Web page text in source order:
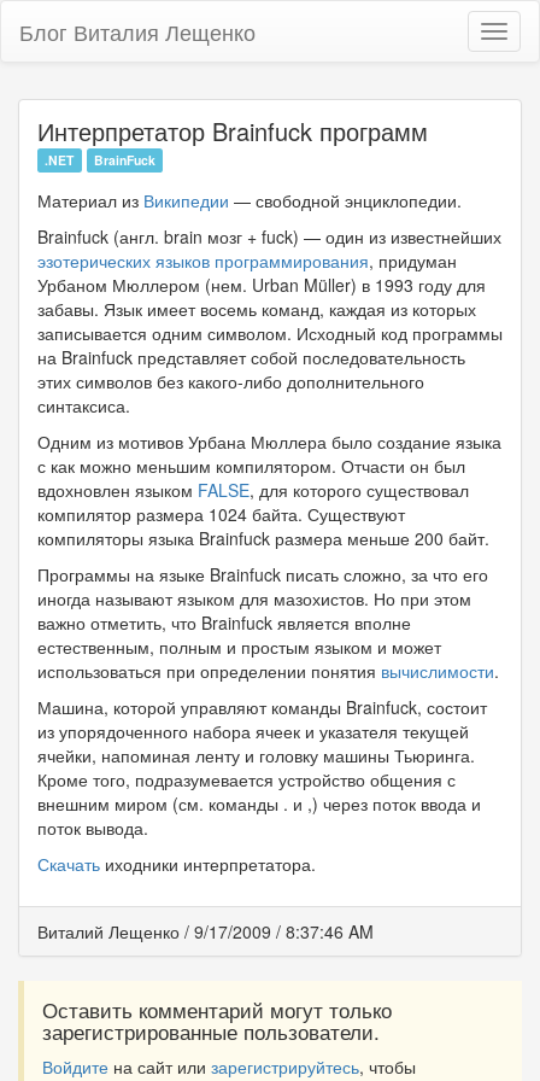
Блог Виталия Лещенко
Интерпретатор Brainfuck программ
.NET BrainFuck
Материал из Википедии — свободной энциклопедии.
Brainfuck (англ. brain мозг + fuck) — один из известнейших
эзотерических языков программирования, придуман
Урбаном Мюллером (нем. Urban Müller) в 1993 году для
забавы. Язык имеет восемь команд, каждая из которых
записывается одним символом. Исходный код программы
на Brainfuck представляет собой последовательность
этих символов без какого-либо дополнительного
синтаксиса.
Одним из мотивов Урбана Мюллера было создание языка
с как можно меньшим компилятором. Отчасти он был
вдохновлен языком FALSE, для которого существовал
компилятор размера 1024 байта. Существуют
компиляторы языка Brainfuck размера меньше 200 байт.
Программы на языке Brainfuck писать сложно, за что его
иногда называют языком для мазохистов. Но при этом
важно отметить, что Brainfuck является вполне
естественным, полным и простым языком и может
использоваться при определении понятия вычислимости.
Машина, которой управляют команды Brainfuck, состоит
из упорядоченного набора ячеек и указателя текущей
ячейки, напоминая ленту и головку машины Тьюринга.
Кроме того, подразумевается устройство общения с
внешним миром (см. команды . и ,) через поток ввода и
поток вывода.
Скачать иходники интерпретатора.
Виталий Лещенко / 9/17/2009 / 8:37:46 AM
Оставить комментарий могут только
зарегистрированные пользователи.
Войдите на сайт или зарегистрируйтесь, чтобы